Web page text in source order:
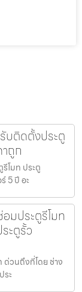
บติดตั้งประตู
ถูก
โมท ประตู
5 ปี อะ
มประตูรีโมท
ะตูรั้ว
ด่วนถึงที่โดย ช่าง
ระ